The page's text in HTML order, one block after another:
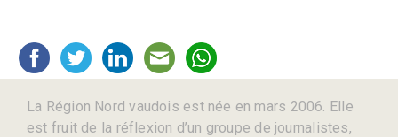
La Région Nord vaudois est née en mars 2006. Elle
est fruit de la réflexion d’un groupe de journalistes,